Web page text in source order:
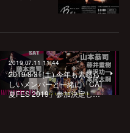
2019.07.11 11:44
2019/8/31(土) 今年も素晴ら
しいメンバーと一緒に「CAT
夏FES 2019」参加決定し…